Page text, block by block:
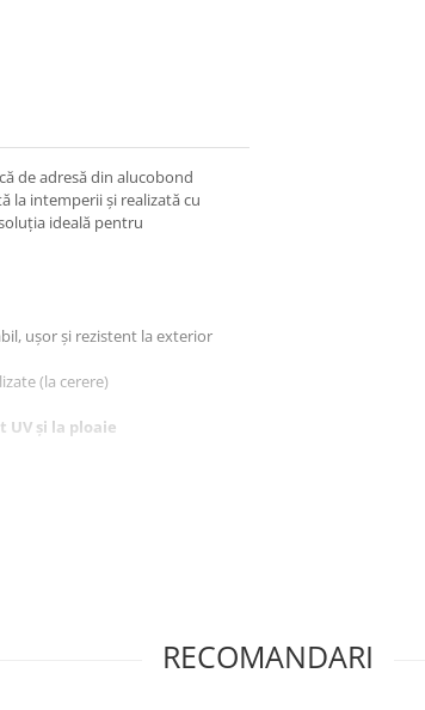
de adresă din alucobond
la intemperii și realizată cu
ideală pentru
ușor și rezistent la exterior
(la cerere)
UV și la ploaie
RECOMANDARI